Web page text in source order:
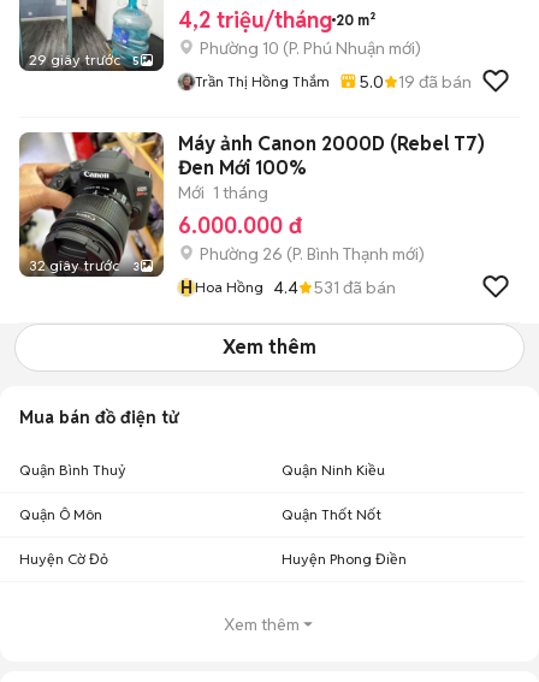
29 giây trước 5
4,2 triệu/tháng 20 m²
Phường 10 (P. Phú Nhuận mới)
Trần Thị Hồng Thắm 5.0 19 đã bán
32 giây trước 3
Máy ảnh Canon 2000D (Rebel T7)
Đen Mới 100%
Mới 1 tháng
6.000.000 đ
Phường 26 (P. Bình Thạnh mới)
HHoa Hồng 4.4 531 đã bán
Xem thêm
Mua bán đồ điện tử
Quận Bình Thuỷ Quận Ninh Kiều
Quận Ô Môn Quận Thốt Nốt
Huyện Cờ Đỏ Huyện Phong Điền
Xem thêm